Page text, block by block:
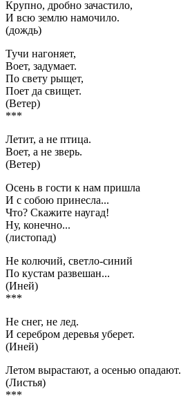
Крупно, дробно зачастило,
И всю землю намочило.
(дождь)
Тучи нагоняет,
Воет, задумает.
По свету рыщет,
Поет да свищет.
(Ветер)
***
Летит, а не птица.
Воет, а не зверь.
(Ветер)
Осень в гости к нам пришла
И с собою принесла...
Что? Скажите наугад!
Ну, конечно...
(листопад)
Не колючий, светло-синий
По кустам развешан...
(Иней)
***
Не снег, не лед.
И серебром деревья уберет.
(Иней)
Летом вырастают, а осенью опадают.
(Листья)
***